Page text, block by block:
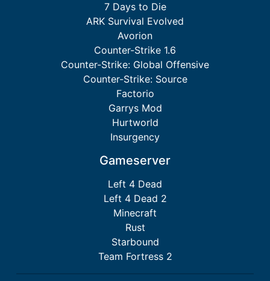
7 Days to Die
ARK Survival Evolved
Avorion
Counter-Strike 1.6
Counter-Strike: Global Offensive
Counter-Strike: Source
Factorio
Garrys Mod
Hurtworld
Insurgency
Gameserver
Left 4 Dead
Left 4 Dead 2
Minecraft
Rust
Starbound
Team Fortress 2